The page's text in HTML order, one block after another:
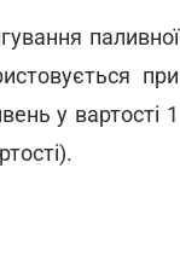
паливної
при
у вартості 1